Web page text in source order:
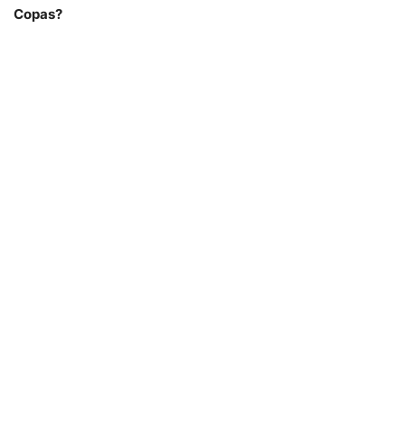
Copas?